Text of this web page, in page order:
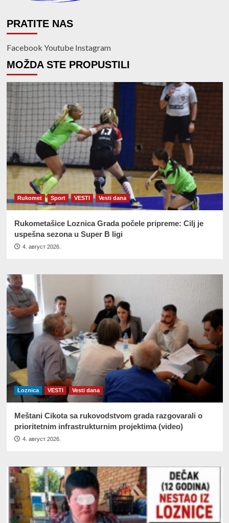
PRATITE NAS
Facebook Youtube Instagram
MOŽDA STE PROPUSTILI
Rukomet Sport VESTI Vesti dana
Rukometašice Loznica Grada počele pripreme: Cilj je
uspešna sezona u Super B ligi
4. август 2026.
Loznica VESTI Vesti dana
Meštani Cikota sa rukovodstvom grada razgovarali o
prioritetnim infrastrukturnim projektima (video)
4. август 2026.